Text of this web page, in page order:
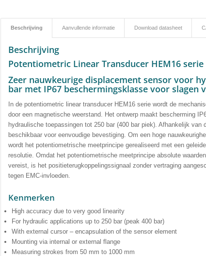
Beschrijving Aanvullende informatie Download datasheet
Beschrijving
Potentiometric Linear Transducer HEM16 serie
Zeer nauwkeurige displacement sensor voor
bar met IP67 beschermingsklasse voor slagen
In de potentiometric linear transducer HEM16 serie wordt de
door een magnetische weerstand. Het ontwerp maakt bescherming
hydraulische toepassingen tot 250 bar (400 bar piek). Afhankelijk
beschikbaar voor eenvoudige bevestiging. Om een hoge
wordt het potentiometrische meetprincipe gerealiseerd met een
resolutie. Omdat het potentiometrische meetprincipe absolute
vereist, is het positieterugkoppelingssignaal zonder vertraging
tegen EMC-invloeden.
Kenmerken
High accuracy due to very good linearity
For hydraulic applications up to 250 bar (peak 400 bar)
With external cursor – encapsulation of the sensor element
Mounting via internal or external flange
Measuring strokes from 50 mm to 1000 mm